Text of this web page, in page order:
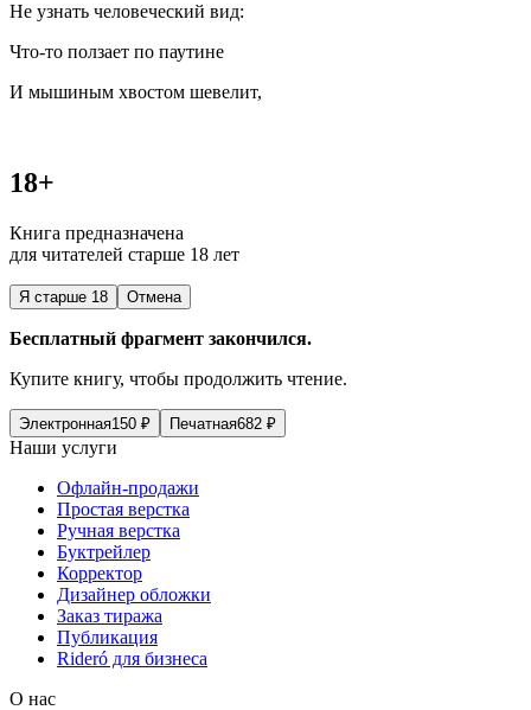
Не узнать человеческий вид:
Что-то ползает по паутине
И мышиным хвостом шевелит,
18+
Книга предназначена
для читателей старше 18 лет
Я старше 18 Отмена
Бесплатный фрагмент закончился.
Купите книгу, чтобы продолжить чтение.
Электронная150 ₽ Печатная682 ₽
Наши услуги
Офлайн-продажи
Простая верстка
Ручная верстка
Буктрейлер
Корректор
Дизайнер обложки
Заказ тиража
Публикация
Rideró для бизнеса
О нас